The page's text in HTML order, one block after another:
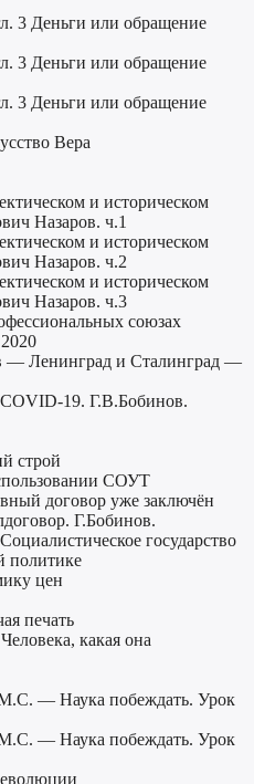
3 Деньги или обращение
3 Деньги или обращение
3 Деньги или обращение
Вера
и историческом
Назаров. ч.1
и историческом
Назаров. ч.2
и историческом
Назаров. ч.3
союзах
Ленинград и Сталинград —
19. Г.В.Бобинов.
строй
СОУТ
договор уже заключён
Г.Бобинов.
государство
политике
цен
печать
какая она
— Наука побеждать. Урок
— Наука побеждать. Урок